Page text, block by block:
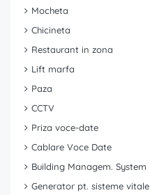
Mocheta
Chicineta
Restaurant in zona
Lift marfa
Paza
CCTV
Priza voce-date
Cablare Voce Date
Building Managem. System
Generator pt. sisteme vitale